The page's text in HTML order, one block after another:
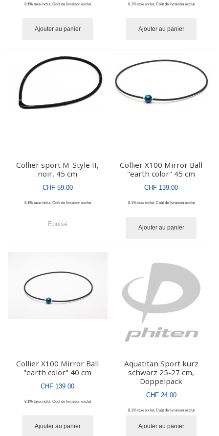
8.1% taxe inclut, Coût de livraisonexclut
Ajouter au panier
8.1% taxe inclut, Coût de livraisonexclut
Ajouter au panier
Collier sport M-Style II,
noir, 45 cm
CHF 59.00
8.1% taxe inclut, Coût de livraisonexclut
Épuisé
Collier X100 Mirror Ball
"earth color" 45 cm
CHF 139.00
8.1% taxe inclut, Coût de livraisonexclut
Ajouter au panier
Collier X100 Mirror Ball
"earth color" 40 cm
CHF 139.00
8.1% taxe inclut, Coût de livraisonexclut
Ajouter au panier
Aquatitan Sport kurz
schwarz 25-27 cm,
Doppelpack
CHF 24.00
8.1% taxe inclut, Coût de livraisonexclut
Ajouter au panier